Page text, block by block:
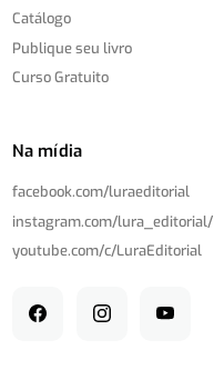
Catálogo
Publique seu livro
Curso Gratuito
Na mídia
facebook.com/luraeditorial
instagram.com/lura_editorial/
youtube.com/c/LuraEditorial